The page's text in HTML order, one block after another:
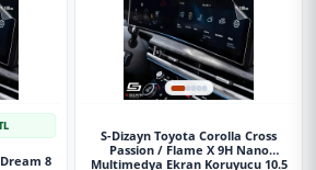
8
S-Dizayn Toyota Corolla Cross
Passion / Flame X 9H Nano
Multimedya Ekran Koruyucu 10.5